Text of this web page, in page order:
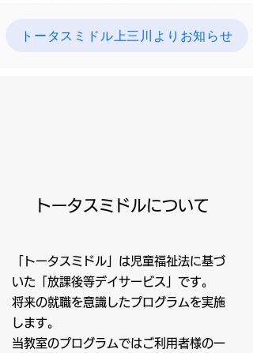
トータスミドル上三川よりお知らせ
​​トータスミドルについて
「トータスミドル」は児童福祉法に基づ
いた「放課後等デイサービス」です。
将来の就職を意識したプログラムを実施
します。
当教室のプログラムではご利用者様の一